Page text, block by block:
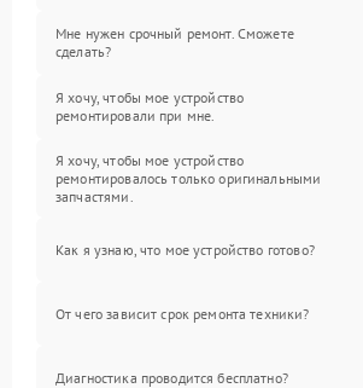
Мне нужен срочный ремонт. Сможете
сделать?
Я хочу, чтобы мое устройство
ремонтировали при мне.
Я хочу, чтобы мое устройство
ремонтировалось только оригинальными
запчастями.
Как я узнаю, что мое устройство готово?
От чего зависит срок ремонта техники?
Диагностика проводится бесплатно?